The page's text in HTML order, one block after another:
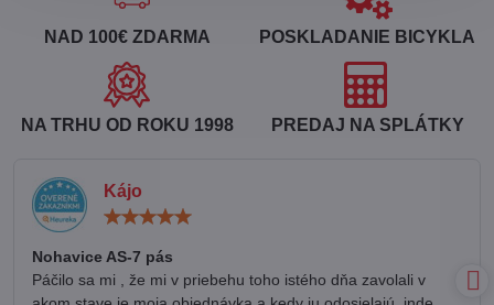
NAD 100€ ZDARMA POSKLADANIE BICYKLA
NA TRHU OD ROKU 1998 PREDAJ NA SPLÁTKY
Kájo
Nohavice AS-7 pás
Páčilo sa mi , že mi v priebehu toho istého dňa zavolali v